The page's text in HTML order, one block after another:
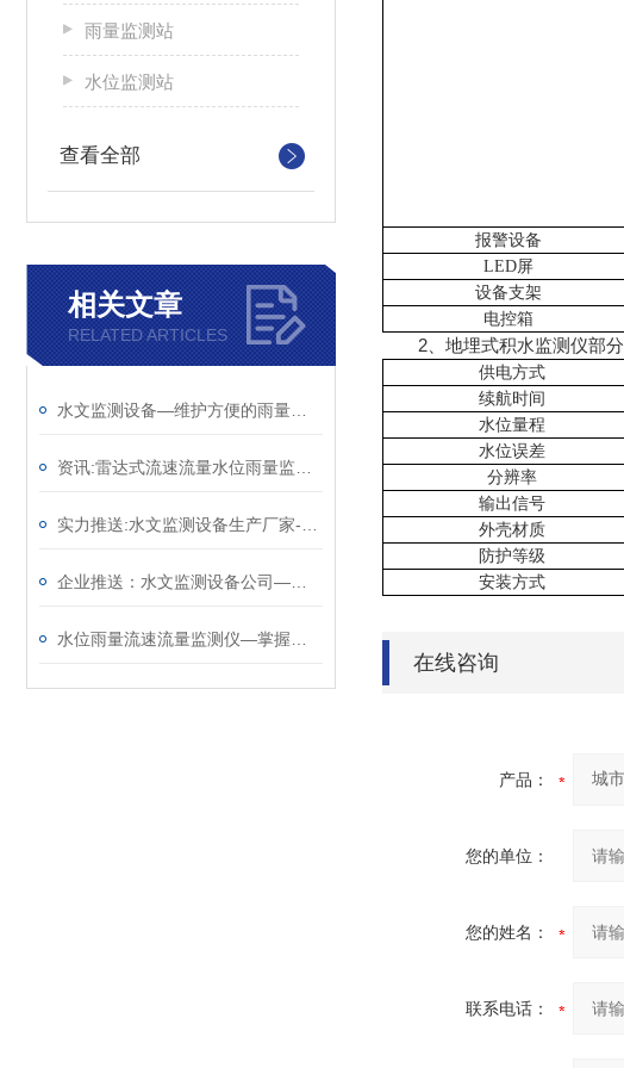
雨量监测站
水位监测站
查看全部
相关文章
RELATED ARTICLES
报警设备
LED屏
设备支架
电控箱
2、地埋式积水监测仪部分
供电方式
续航时间
水位量程
水位误差
分辨率
输出信号
外壳材质
防护等级
安装方式
在线咨询
产品：
您的单位：
您的姓名：
联系电话：